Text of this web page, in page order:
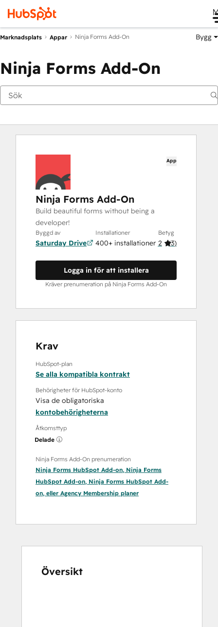
Marknadsplats Appar Ninja Forms Add-On Bygg
Ninja Forms Add-On
App
Ninja Forms Add-On
Build beautiful forms without being a
developer!
Byggd av
Saturday Drive
Installationer
400+ installationer
Betyg
2 (3)
Logga in för att installera
Kräver prenumeration på Ninja Forms Add-On
Krav
HubSpot-plan
Se alla kompatibla kontrakt
Behörigheter för HubSpot-konto
Visa de obligatoriska
kontobehörigheterna
Åtkomsttyp
Delade
Ninja Forms Add-On prenumeration
Ninja Forms HubSpot Add-on, Ninja Forms
HubSpot Add-on, Ninja Forms HubSpot Add-
on, eller Agency Membership planer
Översikt